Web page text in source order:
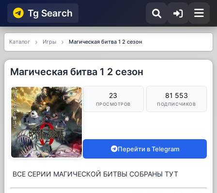
Tg Searсh
Каталог Игры Магическая битва 1 2 сезон
Магическая битва 1 2 сезон
23
ПРОСМОТРОВ
81 553
ПОДПИСЧИКОВ
Перейти в Telegram
ВСЕ СЕРИИ МАГИЧЕСКОЙ БИТВЫ СОБРАНЫ ТУТ